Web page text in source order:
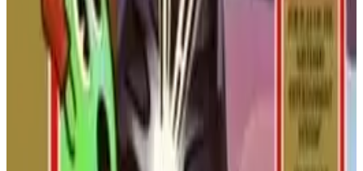
ИСТОРИИ
Утиные истории от Disney
У-у! Присоединяйтесь к Скруджу МакДаку в глобальном
приключении за сокровищами. Используйте его
удивительную трость-пого, чтобы прыгать по врагам и
достигать новых высот в этой классической
платформенной игре.